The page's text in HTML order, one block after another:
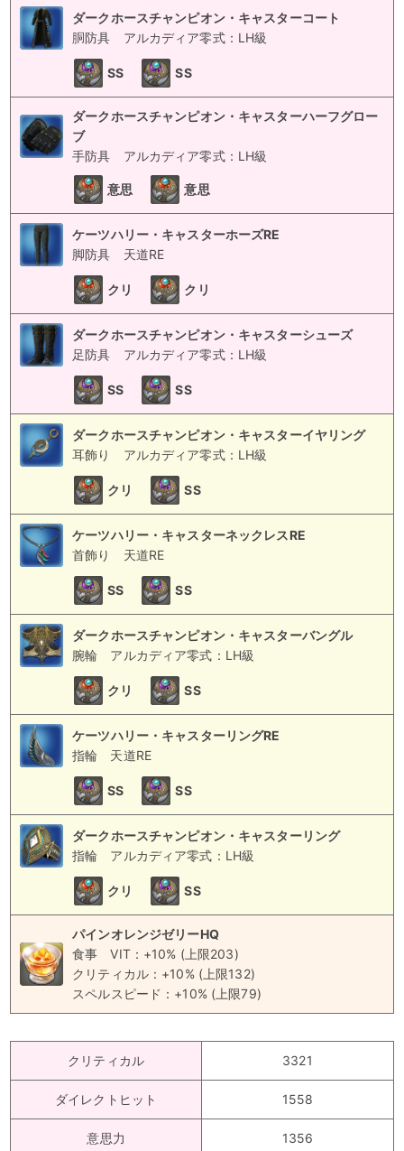
ダークホースチャンピオン・キャスターコート
胴防具
アルカディア零式：LH級
SS SS
ダークホースチャンピオン・キャスターハーフグロー
ブ
手防具
アルカディア零式：LH級
意思 意思
ケーツハリー・キャスターホーズRE
脚防具
天道RE
クリ クリ
ダークホースチャンピオン・キャスターシューズ
足防具
アルカディア零式：LH級
SS SS
ダークホースチャンピオン・キャスターイヤリング
耳飾り
アルカディア零式：LH級
クリ SS
ケーツハリー・キャスターネックレスRE
首飾り
天道RE
SS SS
ダークホースチャンピオン・キャスターバングル
腕輪
アルカディア零式：LH級
クリ SS
ケーツハリー・キャスターリングRE
指輪
天道RE
SS SS
ダークホースチャンピオン・キャスターリング
指輪
アルカディア零式：LH級
クリ SS
パインオレンジゼリーHQ
食事
VIT：+10% (上限203)
クリティカル：+10% (上限132)
スペルスピード：+10% (上限79)
クリティカル 3321
ダイレクトヒット 1558
意思力 1356